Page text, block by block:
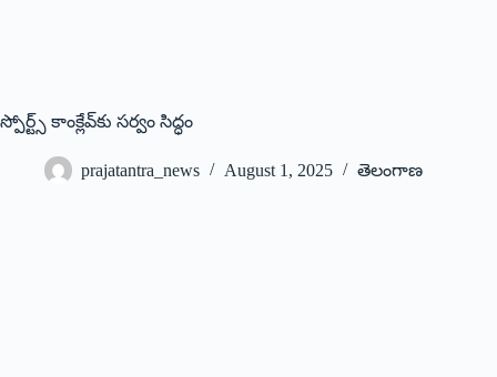
స్పోర్ట్స్‌ కాంక్లేవ్‌కు సర్వం సిద్ధం
prajatantra_news August 1, 2025 తెలంగాణ